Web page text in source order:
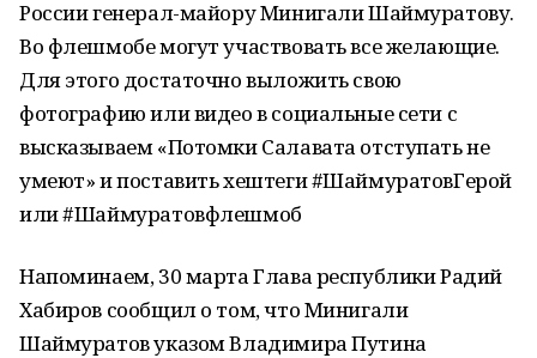
России генерал-майору Минигали Шаймуратову.
Во флешмобе могут участвовать все желающие.
Для этого достаточно выложить свою
фотографию или видео в социальные сети с
высказываем «Потомки Салавата отступать не
умеют» и поставить хештеги #ШаймуратовГерой
или #Шаймуратовфлешмоб
Напоминаем, 30 марта Глава республики Радий
Хабиров сообщил о том, что Минигали
Шаймуратов указом Владимира Путина